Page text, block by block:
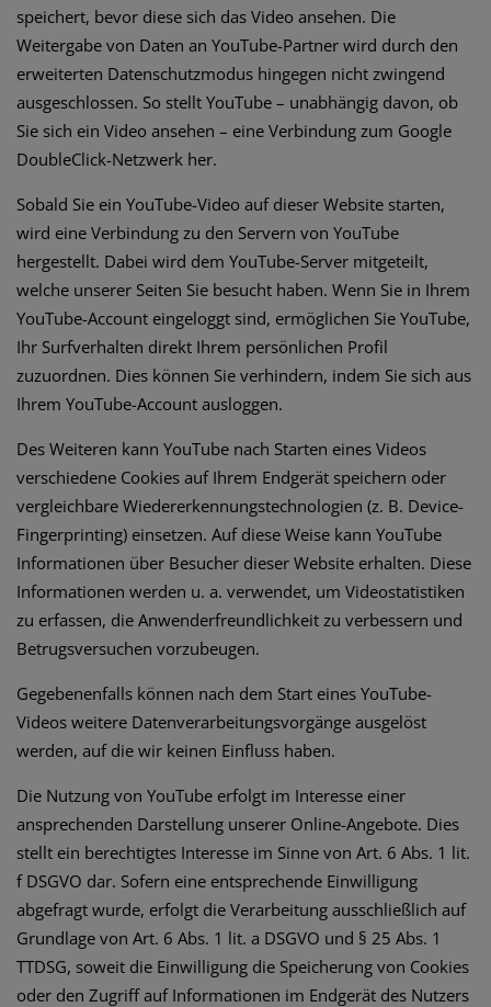
speichert, bevor diese sich das Video ansehen. Die
Weitergabe von Daten an YouTube-Partner wird durch den
erweiterten Datenschutzmodus hingegen nicht zwingend
ausgeschlossen. So stellt YouTube – unabhängig davon, ob
Sie sich ein Video ansehen – eine Verbindung zum Google
DoubleClick-Netzwerk her.
Sobald Sie ein YouTube-Video auf dieser Website starten,
wird eine Verbindung zu den Servern von YouTube
hergestellt. Dabei wird dem YouTube-Server mitgeteilt,
welche unserer Seiten Sie besucht haben. Wenn Sie in Ihrem
YouTube-Account eingeloggt sind, ermöglichen Sie YouTube,
Ihr Surfverhalten direkt Ihrem persönlichen Profil
zuzuordnen. Dies können Sie verhindern, indem Sie sich aus
Ihrem YouTube-Account ausloggen.
Des Weiteren kann YouTube nach Starten eines Videos
verschiedene Cookies auf Ihrem Endgerät speichern oder
vergleichbare Wiedererkennungstechnologien (z. B. Device-
Fingerprinting) einsetzen. Auf diese Weise kann YouTube
Informationen über Besucher dieser Website erhalten. Diese
Informationen werden u. a. verwendet, um Videostatistiken
zu erfassen, die Anwenderfreundlichkeit zu verbessern und
Betrugsversuchen vorzubeugen.
Gegebenenfalls können nach dem Start eines YouTube-
Videos weitere Datenverarbeitungsvorgänge ausgelöst
werden, auf die wir keinen Einfluss haben.
Die Nutzung von YouTube erfolgt im Interesse einer
ansprechenden Darstellung unserer Online-Angebote. Dies
stellt ein berechtigtes Interesse im Sinne von Art. 6 Abs. 1 lit.
f DSGVO dar. Sofern eine entsprechende Einwilligung
abgefragt wurde, erfolgt die Verarbeitung ausschließlich auf
Grundlage von Art. 6 Abs. 1 lit. a DSGVO und § 25 Abs. 1
TTDSG, soweit die Einwilligung die Speicherung von Cookies
oder den Zugriff auf Informationen im Endgerät des Nutzers